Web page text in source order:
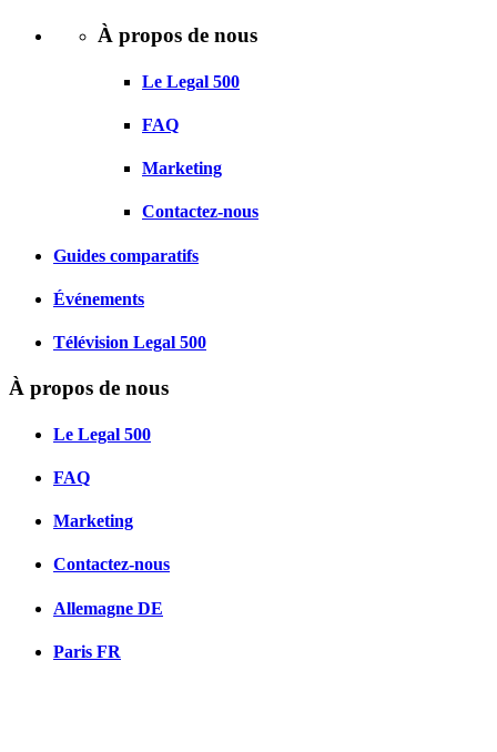
À propos de nous
Le Legal 500
FAQ
Marketing
Contactez-nous
Guides comparatifs
Événements
Télévision Legal 500
À propos de nous
Le Legal 500
FAQ
Marketing
Contactez-nous
Allemagne DE
Paris FR